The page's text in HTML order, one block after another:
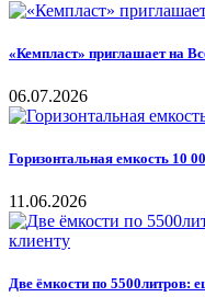
«Кемпласт» приглашает на
06.07.2026
Горизонтальная емкость 10
11.06.2026
Две ёмкости по 5500литров: